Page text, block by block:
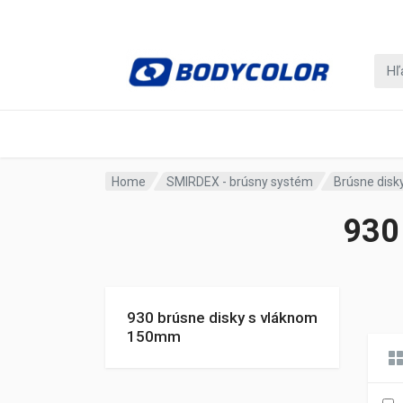
Home SMIRDEX - brúsny systém Brúsne
930 brúsne disky s vláknom
150mm